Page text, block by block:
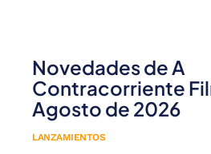
Novedades de A
Contracorriente
Agosto de 2026
LANZAMIENTOS